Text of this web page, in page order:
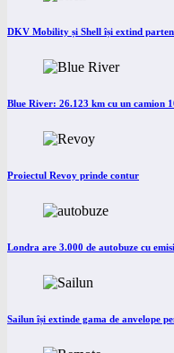
DKV Mobility și Shell își extind
Blue River: 26.123 km cu un camion
Proiectul Revoy prinde contur
Londra are 3.000 de autobuze cu
Sailun își extinde gama de anvelope